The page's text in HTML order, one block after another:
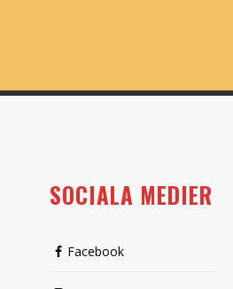
SOCIALA MEDIER
Facebook